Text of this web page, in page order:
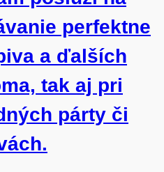
perfektne
a ďalších
tak aj pri
párty či